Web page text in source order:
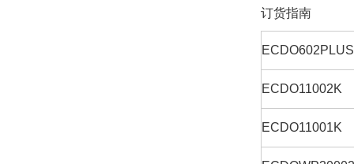
订货指南
ECDO11002K
ECDO11001K